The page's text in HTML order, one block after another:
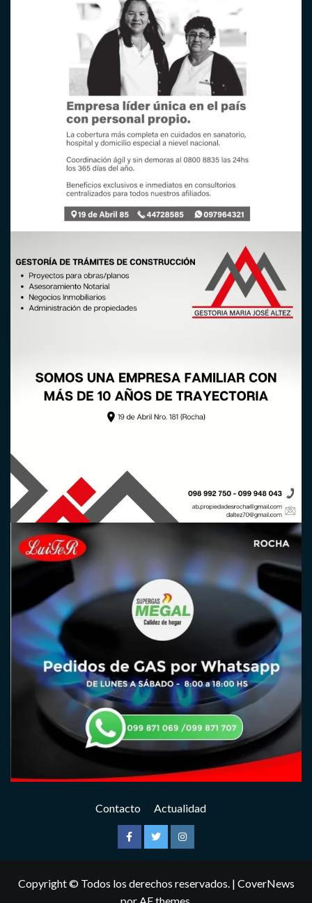
Contacto Actualidad
FacebookTwitterInstagram
Copyright © Todos los derechos reservados. | CoverNews